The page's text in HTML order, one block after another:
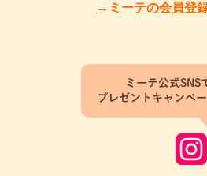
→ミーテの会員登
ミーテ公式SNS
プレゼントキャンペ